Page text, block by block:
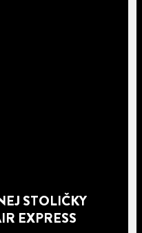
STOLIČKY
EXPRESS